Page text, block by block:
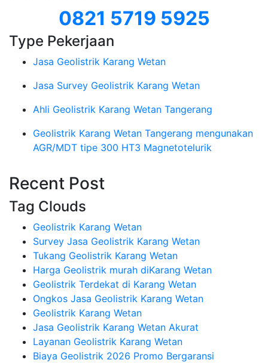
0821 5719 5925
Type Pekerjaan
Jasa Geolistrik Karang Wetan
Jasa Survey Geolistrik Karang Wetan
Ahli Geolistrik Karang Wetan Tangerang
Geolistrik Karang Wetan Tangerang mengunakan
AGR/MDT tipe 300 HT3 Magnetotelurik
Recent Post
Tag Clouds
Geolistrik Karang Wetan
Survey Jasa Geolistrik Karang Wetan
Tukang Geolistrik Karang Wetan
Harga Geolistrik murah diKarang Wetan
Geolistrik Terdekat di Karang Wetan
Ongkos Jasa Geolistrik Karang Wetan
Geolistrik Karang Wetan
Jasa Geolistrik Karang Wetan Akurat
Layanan Geolistrik Karang Wetan
Biaya Geolistrik 2026 Promo Bergaransi